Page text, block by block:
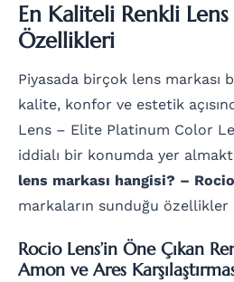
En Kaliteli Renkli
Özellikleri
Piyasada birçok lens markası
kalite, konfor ve estetik
Lens – Elite Platinum Color
iddialı bir konumda yer
lens markası hangisi? – Rocio
markaların sunduğu özellikler
Rocio Lens’in Öne Çıkan
Amon ve Ares